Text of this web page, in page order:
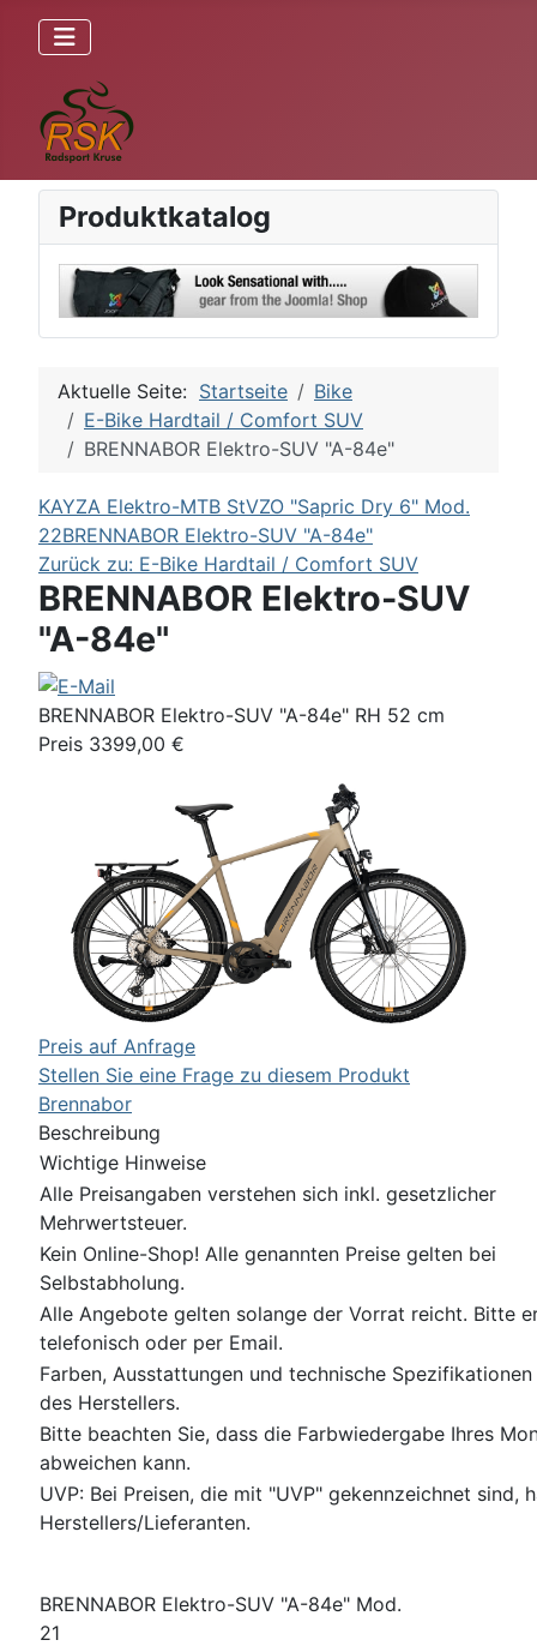
Produktkatalog
Aktuelle Seite: Startseite
Bike
E-Bike Hardtail / Comfort SUV
BRENNABOR Elektro-SUV "A-84e"
KAYZA Elektro-MTB StVZO "Sapric Dry 6" Mod.
22BRENNABOR Elektro-SUV "A-84e"
Zurück zu: E-Bike Hardtail / Comfort SUV
BRENNABOR Elektro-SUV
"A-84e"
BRENNABOR Elektro-SUV "A-84e" RH 52 cm
Preis 3399,00 €
Preis auf Anfrage
Stellen Sie eine Frage zu diesem Produkt
Brennabor
Beschreibung
Wichtige Hinweise
Alle Preisangaben verstehen sich inkl. gesetzlicher
Mehrwertsteuer.
Kein Online-Shop! Alle genannten Preise gelten bei
Selbstabholung.
Alle Angebote gelten solange der Vorrat reicht. Bitte
telefonisch oder per Email.
Farben, Ausstattungen und technische
des Herstellers.
Bitte beachten Sie, dass die Farbwiedergabe Ihres
abweichen kann.
UVP: Bei Preisen, die mit "UVP" gekennzeichnet
Herstellers/Lieferanten.
BRENNABOR Elektro-SUV "A-84e" Mod.
21